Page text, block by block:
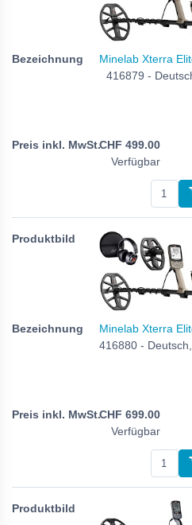
Minelab Xterra
416879 -
CHF 499.00
Verfügbar
Minelab Xterra
416880 -
CHF 699.00
Verfügbar